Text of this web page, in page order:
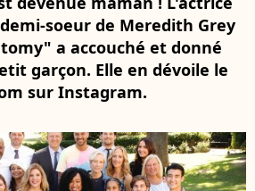
soeur de Meredith Grey
a accouché et donné
garçon. Elle en dévoile le
sur Instagram.